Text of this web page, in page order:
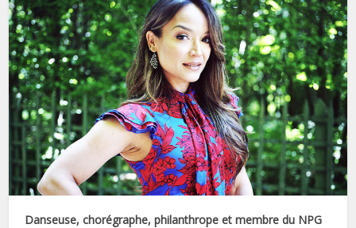
Danseuse, chorégraphe, philanthrope et membre du NPG